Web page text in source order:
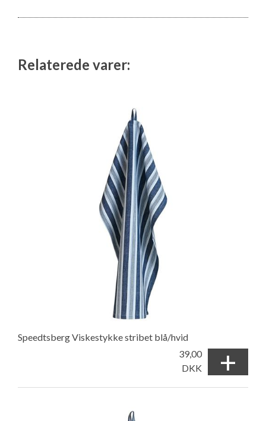
Relaterede varer:
Speedtsberg Viskestykke stribet blå/hvid
39,00
DKK
+